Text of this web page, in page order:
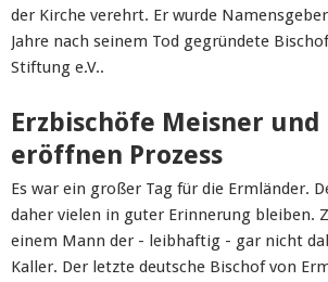
der Kirche verehrt. Er wurde
Jahre nach seinem Tod gegründete
Stiftung e.V..
Erzbischöfe Meisner und
eröffnen Prozess
Es war ein großer Tag für die Ermländer.
daher vielen in guter Erinnerung bleiben.
einem Mann der - leibhaftig - gar nicht
Kaller. Der letzte deutsche Bischof von